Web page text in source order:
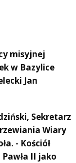
misyjnej
w Bazylice
Jan
Sekretarz
Wiary
- Kościół
II jako